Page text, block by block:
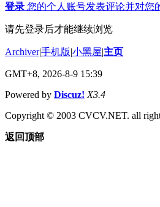
登录 您的个人账号发表评论并对您
请先登录后才能继续浏览
Archiver|手机版|小黑屋|主页
GMT+8, 2026-8-9 15:39
Powered by Discuz! X3.4
Copyright © 2003 CVCV.NET. all
返回顶部